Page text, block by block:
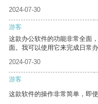
2024-07-30
游客
这款办公软件的功能非常全面
面。我可以使用它来完成日常
2024-07-30
游客
这款软件的操作非常简单，即